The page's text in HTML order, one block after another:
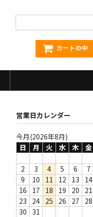
カートの中
営業日カレンダー
今月(2026年8月)
日
月 火 水 木 金
2
3 4 5 6 7
9
10 11 12 13 14
16
17 18 19 20 21
23
24 25 26 27 28
30
31